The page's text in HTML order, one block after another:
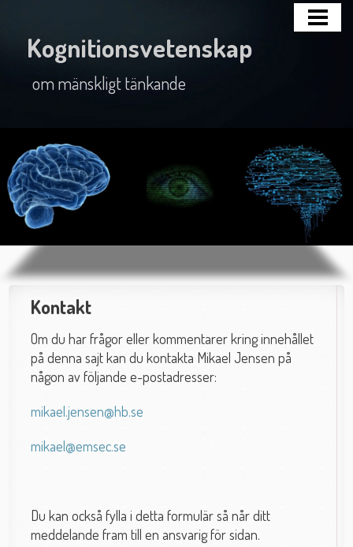
BLOGG
ÄMNET
AVHANDLINGAR
OM MIG
KONTAKT
Kognitionsvetenskap
om mänskligt tänkande
Kontakt
Om du har frågor eller kommentarer kring innehållet
på denna sajt kan du kontakta Mikael Jensen på
någon av följande e-postadresser:
mikael.jensen@hb.se
mikael@emsec.se
Du kan också fylla i detta formulär så når ditt
meddelande fram till en ansvarig för sidan.